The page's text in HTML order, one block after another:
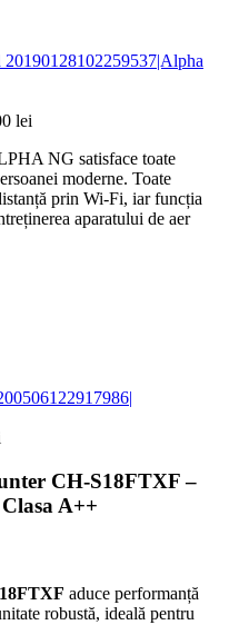
lei
NG satisface toate
moderne. Toate
prin Wi-Fi, iar funcția
aparatului de aer
CH-S18FTXF –
A++
aduce performanță
robustă, ideală pentru